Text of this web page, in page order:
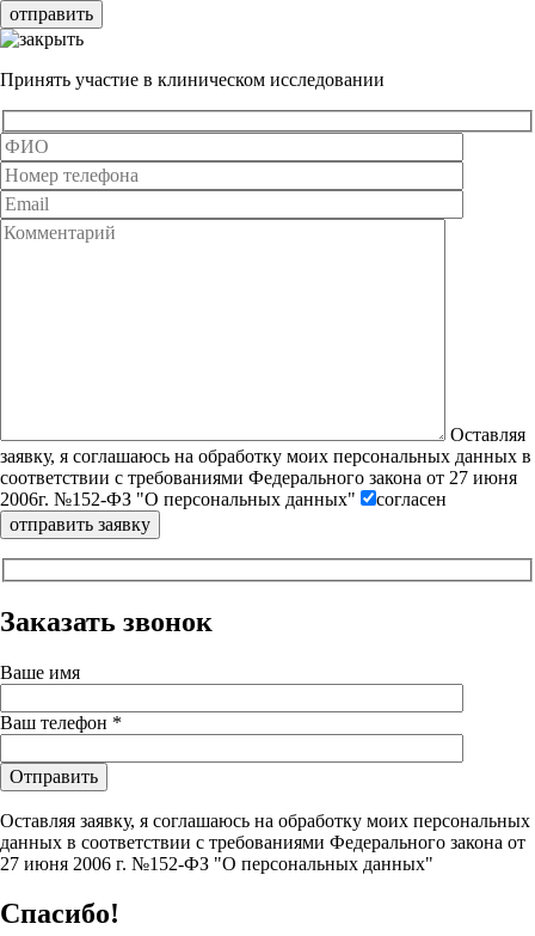
Принять участие в клиническом исследовании
Оставляя
заявку, я соглашаюсь на обработку моих персональных данных в
соответствии с требованиями Федерального закона от 27 июня
2006г. №152-ФЗ "О персональных данных"
согласен
Заказать звонок
Ваше имя
Ваш телефон *
Оставляя заявку, я соглашаюсь на обработку моих персональных
данных в соответствии с требованиями Федерального закона от
27 июня 2006 г. №152-ФЗ "О персональных данных"
Спасибо!